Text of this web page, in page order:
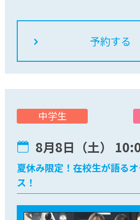
8月8日（土）
中学生
夏休み限定！在校生が語る
ス！